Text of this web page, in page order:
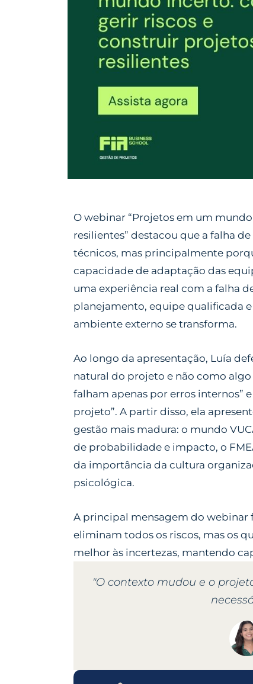
O webinar “Projetos em um
resilientes” destacou que a falha
técnicos, mas principalmente
capacidade de adaptação das
uma experiência real com a falha
planejamento, equipe qualificada
ambiente externo se transforma.
Ao longo da apresentação, Luía
natural do projeto e não como
falham apenas por erros internos” e
projeto”. A partir disso, ela
gestão mais madura: o mundo
de probabilidade e impacto, o
da importância da cultura
psicológica.
A principal mensagem do webinar
eliminam todos os riscos, mas os
melhor às incertezas, mantendo
"O contexto mudou e o